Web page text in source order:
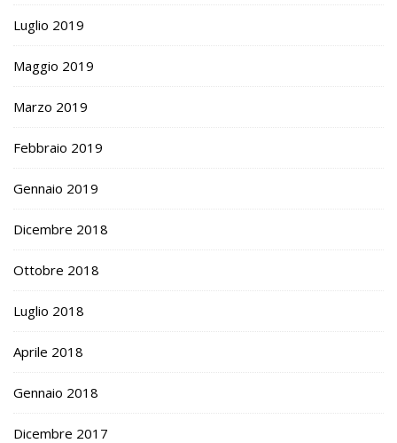
Luglio 2019
Maggio 2019
Marzo 2019
Febbraio 2019
Gennaio 2019
Dicembre 2018
Ottobre 2018
Luglio 2018
Aprile 2018
Gennaio 2018
Dicembre 2017